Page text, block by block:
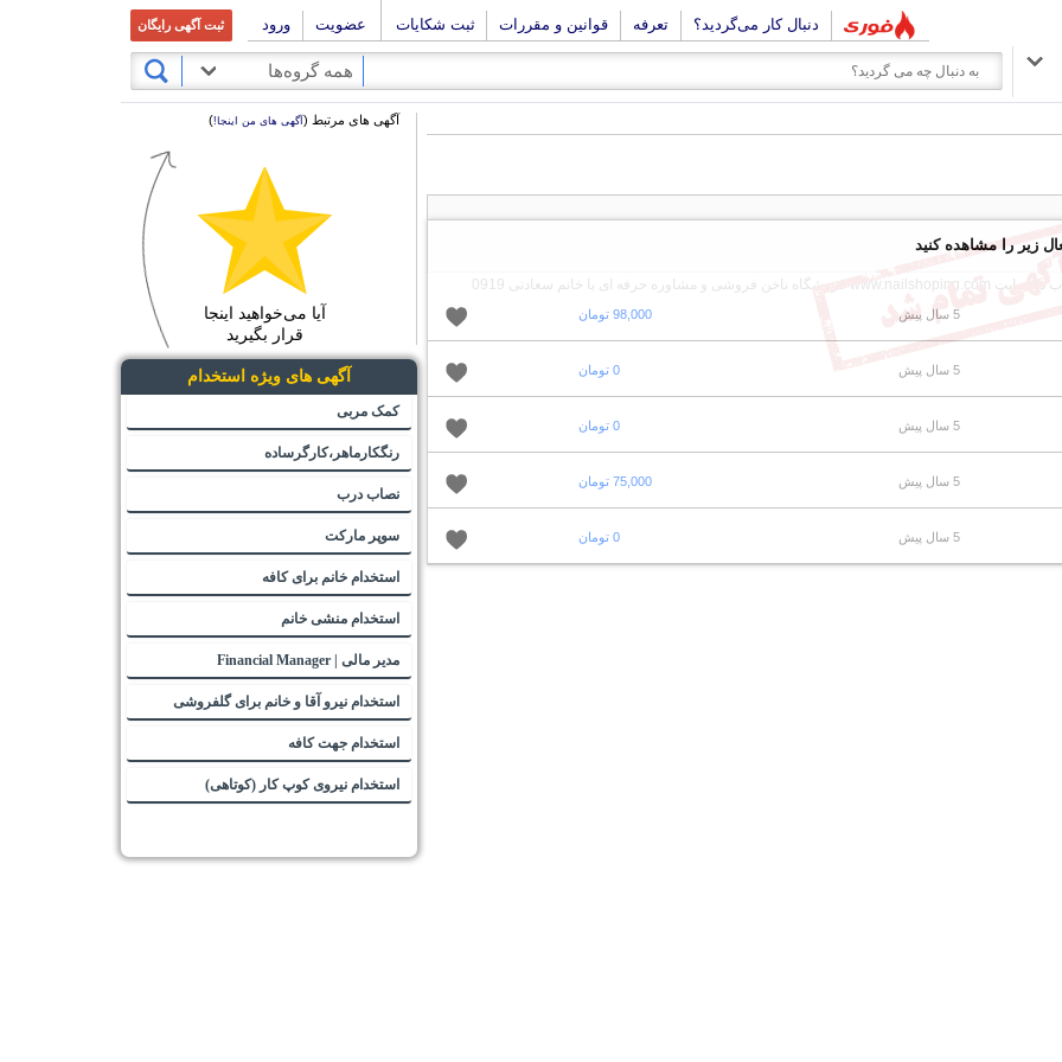
دنبال کار می‌گردید؟ تعرفه قوانین و مقررات ثبت شکایات عضویت ورود ثبت آگهی رایگان
همه گروه‌ها
زیر را مشاهده کنید
5 سال پیش 98,000 تومان
5 سال پیش 0 تومان
5 سال پیش 0 تومان
5 سال پیش 75,000 تومان
5 سال پیش 0 تومان
آگهی های مرتبط (آگهی های من اینجا!)
آیا می‌خواهید اینجا
قرار بگیرید
آگهی های ویژه استخدام
کمک مربی
رنگکارماهر،کارگرساده
نصاب درب
سوپر مارکت
استخدام خانم برای کافه
استخدام منشی خانم
مدیر مالی | Financial Manager
استخدام نیرو آقا و خانم برای گلفروشی
استخدام جهت کافه
استخدام نیروی کوپ کار (کوتاهی)